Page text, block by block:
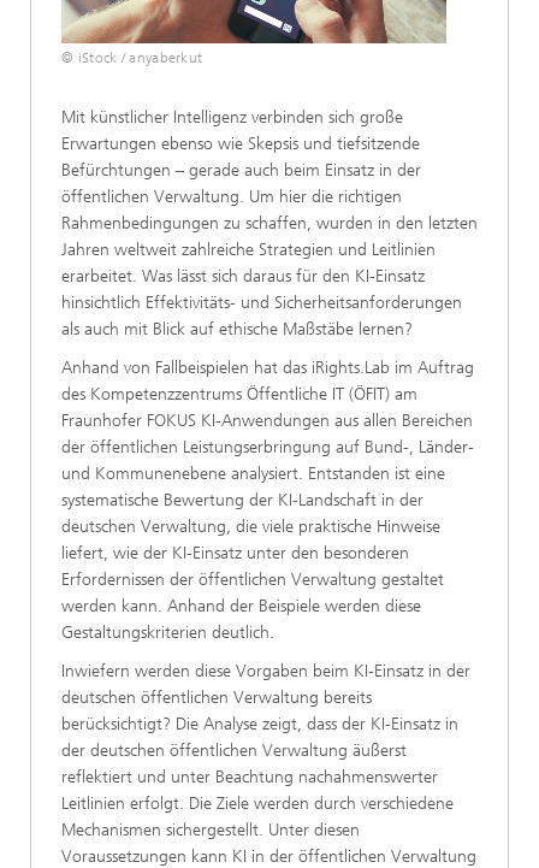
© iStock / anyaberkut
Mit künstlicher Intelligenz verbinden sich große
Erwartungen ebenso wie Skepsis und tiefsitzende
Befürchtungen – gerade auch beim Einsatz in der
öffentlichen Verwaltung. Um hier die richtigen
Rahmenbedingungen zu schaffen, wurden in den letzten
Jahren weltweit zahlreiche Strategien und Leitlinien
erarbeitet. Was lässt sich daraus für den KI-Einsatz
hinsichtlich Effektivitäts- und Sicherheitsanforderungen
als auch mit Blick auf ethische Maßstäbe lernen?
Anhand von Fallbeispielen hat das iRights.Lab im Auftrag
des Kompetenzzentrums Öffentliche IT (ÖFIT) am
Fraunhofer FOKUS KI-Anwendungen aus allen Bereichen
der öffentlichen Leistungserbringung auf Bund-, Länder-
und Kommunenebene analysiert. Entstanden ist eine
systematische Bewertung der KI-Landschaft in der
deutschen Verwaltung, die viele praktische Hinweise
liefert, wie der KI-Einsatz unter den besonderen
Erfordernissen der öffentlichen Verwaltung gestaltet
werden kann. Anhand der Beispiele werden diese
Gestaltungskriterien deutlich.
Inwiefern werden diese Vorgaben beim KI-Einsatz in der
deutschen öffentlichen Verwaltung bereits
berücksichtigt? Die Analyse zeigt, dass der KI-Einsatz in
der deutschen öffentlichen Verwaltung äußerst
reflektiert und unter Beachtung nachahmenswerter
Leitlinien erfolgt. Die Ziele werden durch verschiedene
Mechanismen sichergestellt. Unter diesen
Voraussetzungen kann KI in der öffentlichen Verwaltung